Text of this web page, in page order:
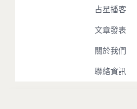
占星播客
文章發表
關於我們
聯絡資訊